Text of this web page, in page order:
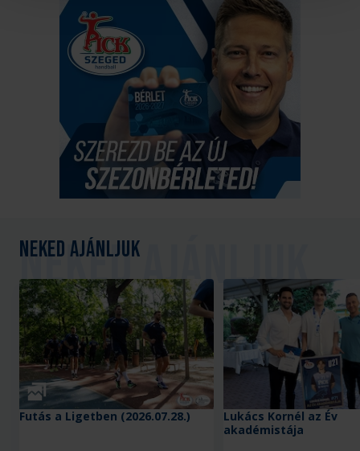
Neked ajánljuk
Galéria
Futás a Ligetben (2026.07.28.)
Lukács Kornél az Év
akadémistája